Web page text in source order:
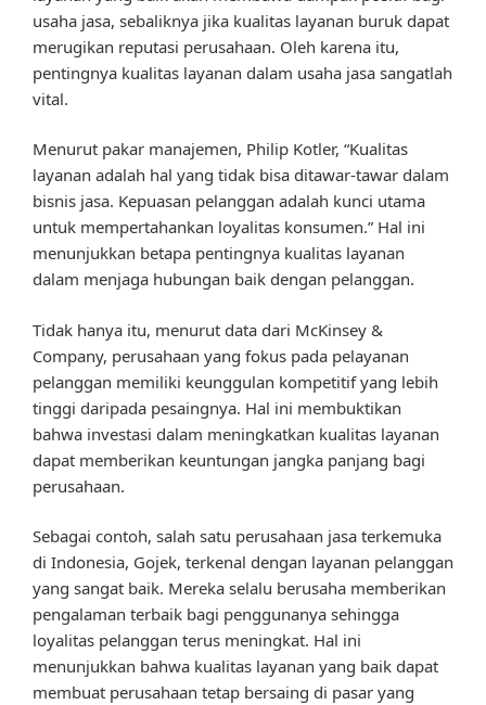
usaha jasa, sebaliknya jika kualitas layanan buruk dapat
merugikan reputasi perusahaan. Oleh karena itu,
pentingnya kualitas layanan dalam usaha jasa sangatlah
vital.
Menurut pakar manajemen, Philip Kotler, “Kualitas
layanan adalah hal yang tidak bisa ditawar-tawar dalam
bisnis jasa. Kepuasan pelanggan adalah kunci utama
untuk mempertahankan loyalitas konsumen.” Hal ini
menunjukkan betapa pentingnya kualitas layanan
dalam menjaga hubungan baik dengan pelanggan.
Tidak hanya itu, menurut data dari McKinsey &
Company, perusahaan yang fokus pada pelayanan
pelanggan memiliki keunggulan kompetitif yang lebih
tinggi daripada pesaingnya. Hal ini membuktikan
bahwa investasi dalam meningkatkan kualitas layanan
dapat memberikan keuntungan jangka panjang bagi
perusahaan.
Sebagai contoh, salah satu perusahaan jasa terkemuka
di Indonesia, Gojek, terkenal dengan layanan pelanggan
yang sangat baik. Mereka selalu berusaha memberikan
pengalaman terbaik bagi penggunanya sehingga
loyalitas pelanggan terus meningkat. Hal ini
menunjukkan bahwa kualitas layanan yang baik dapat
membuat perusahaan tetap bersaing di pasar yang